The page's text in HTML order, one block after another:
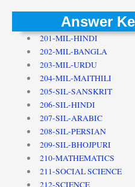
Answer
201-MIL-HINDI
202-MIL-BANGLA
203-MIL-URDU
204-MIL-MAITHILI
205-SIL-SANSKRIT
206-SIL-HINDI
207-SIL-ARABIC
208-SIL-PERSIAN
209-SIL-BHOJPURI
210-MATHEMATICS
211-SOCIAL SCIENCE
212-SCIENCE